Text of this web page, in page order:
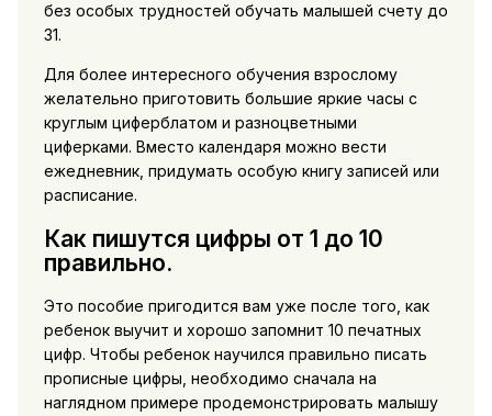
без особых трудностей обучать малышей счету до
31.
Для более интересного обучения взрослому
желательно приготовить большие яркие часы с
круглым циферблатом и разноцветными
циферками. Вместо календаря можно вести
ежедневник, придумать особую книгу записей или
расписание.
Как пишутся цифры от 1 до 10
правильно.
Это пособие пригодится вам уже после того, как
ребенок выучит и хорошо запомнит 10 печатных
цифр. Чтобы ребенок научился правильно писать
прописные цифры, необходимо сначала на
наглядном примере продемонстрировать малышу